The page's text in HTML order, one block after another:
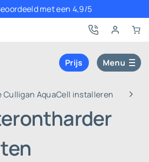
met een 4,9/5
Prijs Menu
Culligan AquaCell installeren